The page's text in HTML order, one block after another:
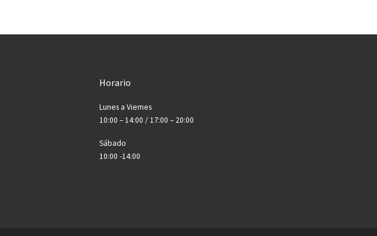
Horario
Lunes a Viernes
10:00 – 14:00 / 17:00 – 20:00
Sábado
10:00 -14:00